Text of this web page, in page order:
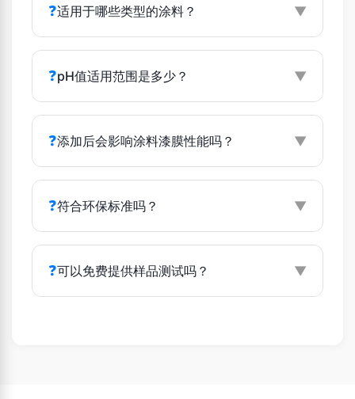
❓适用于哪些类型的涂料？ ▼
❓pH值适用范围是多少？ ▼
❓添加后会影响涂料漆膜性能吗？ ▼
❓符合环保标准吗？ ▼
❓可以免费提供样品测试吗？ ▼